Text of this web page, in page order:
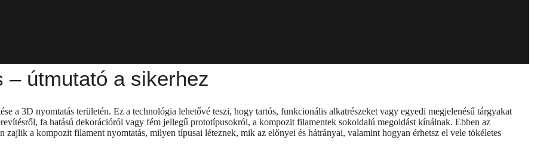
– útmutató a sikerhez
a 3D nyomtatás területén. Ez a technológia lehetővé teszi, hogy tartós, funkcionális alkatrészeket vagy egyedi megjelenésű tárgyakat
fa hatású dekorációról vagy fém jellegű prototípusokról, a kompozit filamentek sokoldalú megoldást kínálnak. Ebben az
a kompozit filament nyomtatás, milyen típusai léteznek, mik az előnyei és hátrányai, valamint hogyan érhetsz el vele tökéletes